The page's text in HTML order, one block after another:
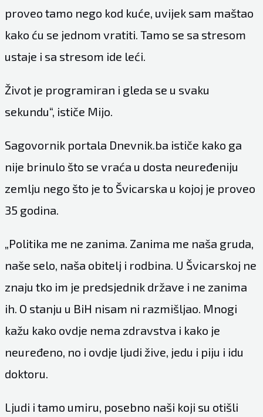
proveo tamo nego kod kuće, uvijek sam maštao
kako ću se jednom vratiti. Tamo se sa stresom
ustaje i sa stresom ide leći.
Život je programiran i gleda se u svaku
sekundu“, ističe Mijo.
Sagovornik portala Dnevnik.ba ističe kako ga
nije brinulo što se vraća u dosta neuređeniju
zemlju nego što je to Švicarska u kojoj je proveo
35 godina.
„Politika me ne zanima. Zanima me naša gruda,
naše selo, naša obitelj i rodbina. U Švicarskoj ne
znaju tko im je predsjednik države i ne zanima
ih. O stanju u BiH nisam ni razmišljao. Mnogi
kažu kako ovdje nema zdravstva i kako je
neuređeno, no i ovdje ljudi žive, jedu i piju i idu
doktoru.
Ljudi i tamo umiru, posebno naši koji su otišli